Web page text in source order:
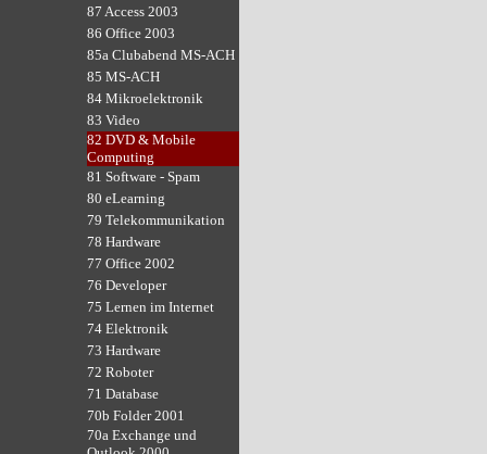
87 Access 2003
86 Office 2003
85a Clubabend MS-ACH
85 MS-ACH
84 Mikroelektronik
83 Video
82 DVD & Mobile
Computing
81 Software - Spam
80 eLearning
79 Telekommunikation
78 Hardware
77 Office 2002
76 Developer
75 Lernen im Internet
74 Elektronik
73 Hardware
72 Roboter
71 Database
70b Folder 2001
70a Exchange und